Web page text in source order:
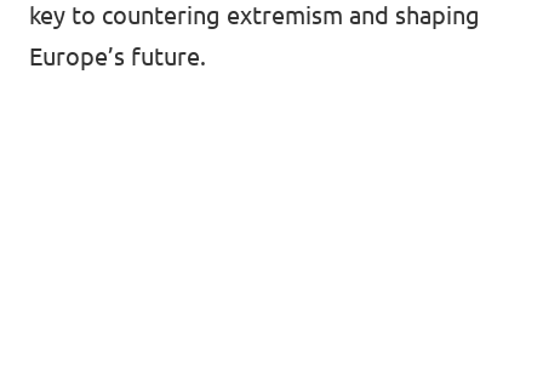
key to countering extremism and shaping
Europe’s future.